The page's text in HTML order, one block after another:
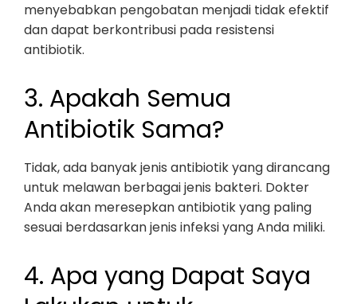
menyebabkan pengobatan menjadi tidak efektif
dan dapat berkontribusi pada resistensi
antibiotik.
3. Apakah Semua
Antibiotik Sama?
Tidak, ada banyak jenis antibiotik yang dirancang
untuk melawan berbagai jenis bakteri. Dokter
Anda akan meresepkan antibiotik yang paling
sesuai berdasarkan jenis infeksi yang Anda miliki.
4. Apa yang Dapat Saya